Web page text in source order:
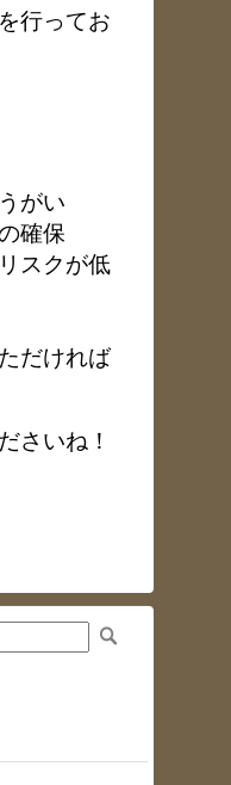
行ってお
がい
確保
スクが低
だければ
さいね！